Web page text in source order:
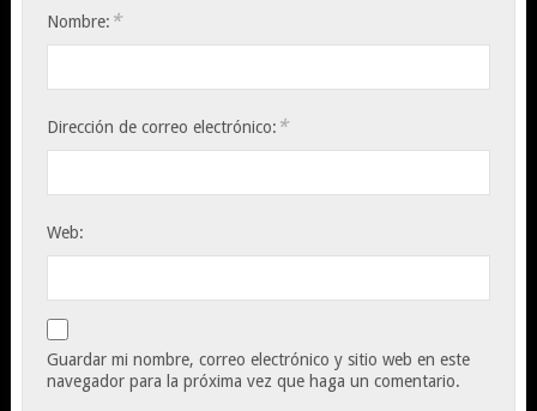
Nombre: *
Dirección de correo electrónico: *
Web:
Guardar mi nombre, correo electrónico y sitio web en este
navegador para la próxima vez que haga un comentario.